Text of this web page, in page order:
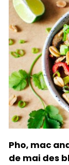
Pho, mac
de mai des